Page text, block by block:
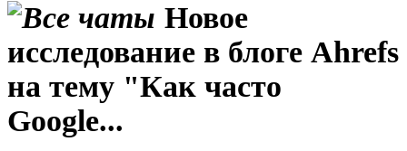
Новое
исследование в блоге Ahrefs
на тему "Как часто
Google...